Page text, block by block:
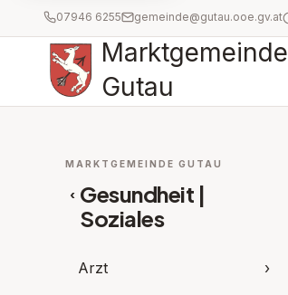
07946 6255 gemeinde@gutau.ooe.gv.at
Marktgemeinde
Gutau
MARKTGEMEINDE GUTAU
‹ Gesundheit |
Soziales
Arzt ›